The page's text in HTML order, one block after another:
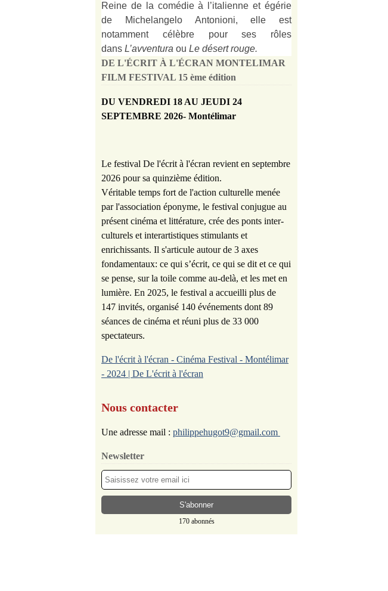
Reine de la comédie à l’italienne et égérie
de Michelangelo Antonioni, elle est
notamment célèbre pour ses rôles
dans L’avventura ou Le désert rouge.
DE L'ÉCRIT À L'ÉCRAN MONTELIMAR
FILM FESTIVAL 15 ème édition
DU VENDREDI 18 AU JEUDI 24
SEPTEMBRE 2026- Montélimar
Le festival De l'écrit à l'écran revient en septembre
2026 pour sa quinzième édition.
Véritable temps fort de l'action culturelle menée
par l'association éponyme, le festival conjugue au
présent cinéma et littérature, crée des ponts inter-
culturels et interartistiques stimulants et
enrichissants. Il s'articule autour de 3 axes
fondamentaux: ce qui s’écrit, ce qui se dit et ce qui
se pense, sur la toile comme au-delà, et les met en
lumière. En 2025, le festival a accueilli plus de
147 invités, organisé 140 événements dont 89
séances de cinéma et réuni plus de 33 000
spectateurs.
De l'écrit à l'écran - Cinéma Festival - Montélimar
- 2024 | De L'écrit à l'écran
Nous contacter
Une adresse mail : philippehugot9@gmail.com
Newsletter
170 abonnés